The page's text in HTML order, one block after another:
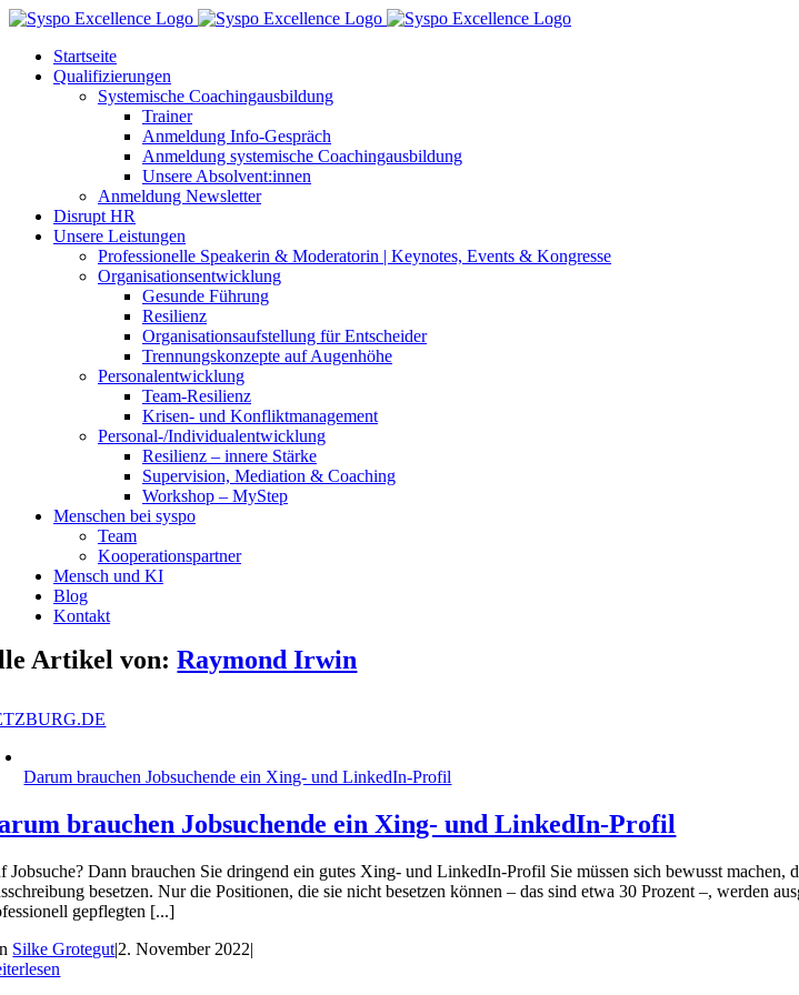
Zum
springenStartseite
Qualifizierungen
Systemische Coachingausbildung
Trainer
Anmeldung Info-Gespräch
Anmeldung systemische Coachingausbildung
Unsere Absolvent:innen
Anmeldung Newsletter
Disrupt HR
Unsere Leistungen
Professionelle Speakerin & Moderatorin | Keynotes, Events & Kongresse
Organisationsentwicklung
Gesunde Führung
Resilienz
Organisationsaufstellung für Entscheider
Trennungskonzepte auf Augenhöhe
Personalentwicklung
Team-Resilienz
Krisen- und Konfliktmanagement
Personal-/Individualentwicklung
Resilienz – innere Stärke
Supervision, Mediation & Coaching
Workshop – MyStep
Menschen bei syspo
Team
Kooperationspartner
Mensch und KI
Blog
Kontakt
Artikel von:Raymond Irwin
Darum brauchen Jobsuchende ein Xing- und LinkedIn-Profil
brauchen Jobsuchende ein Xing- und LinkedIn-Profil
Jobsuche? Dann brauchen Sie dringend ein gutes Xing- und LinkedIn-Profil Sie müssen sich bewusst machen,
besetzen. Nur die Positionen, die sie nicht besetzen können – das sind etwa 30 Prozent –, werden
gepflegten [...]
Silke Grotegut|2. November 2022|